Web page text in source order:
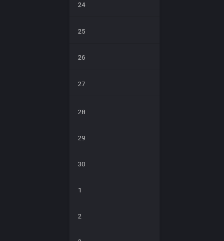
24
25
26
27
28
29
30
1
2